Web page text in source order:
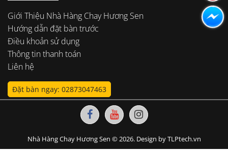
Giới Thiệu Nhà Hàng Chay Hương Sen
Hướng dẫn đặt bàn trước
Điều khoản sử dụng
Thông tin thanh toán
Liên hệ
Đặt bàn ngay: 02873047463
Nhà Hàng Chay Hương Sen © 2026. Design by TLPtech.vn